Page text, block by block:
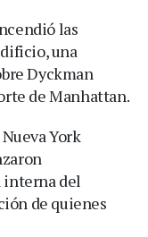
las
una
Dyckman
de Manhattan.
York
interna del
de quienes